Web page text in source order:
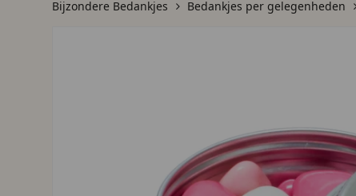
Bijzondere Bedankjes Bedankjes per gelegenheden